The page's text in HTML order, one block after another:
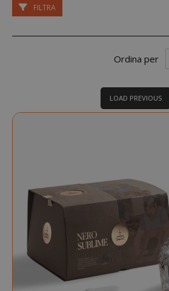
Ordina per
LOAD PREVIOUS
FILTRA